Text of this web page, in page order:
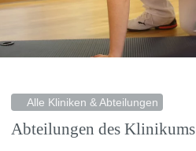
Alle Kliniken & Abteilungen
Abteilungen des Klinikums